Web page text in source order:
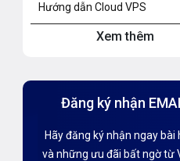
Hướng dẫn Cloud VPS
Hướng dẫn Hosting
Hướng dẫn Tên miền
Kiến thức AI
Xem thêm
Đăng ký nhận
Hãy đăng ký nhận ngay bài
và những ưu đãi bất ngờ từ